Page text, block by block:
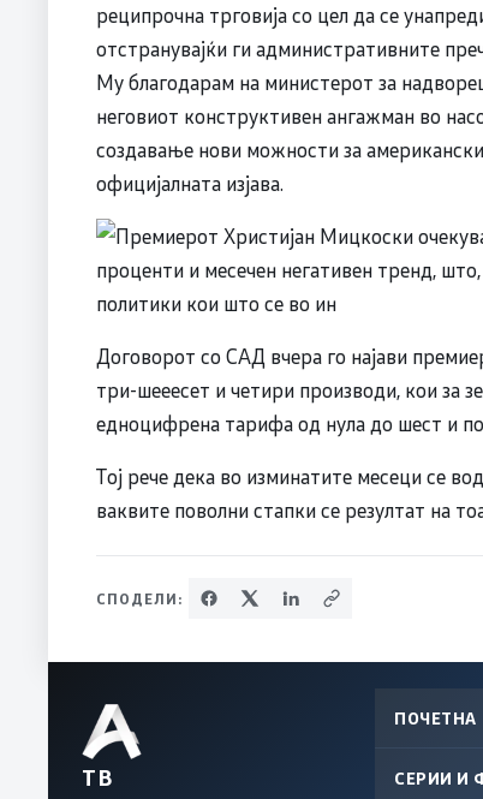
реципрочна трговија со цел да се
отстранувајќи ги административните
Му благодарам на министерот за
неговиот конструктивен ангажман во
создавање нови можности за
официјалната изјава.
Договорот со САД вчера го најави
три-шееесет и четири производи, кои за
едноцифрена тарифа од нула до шест и
Тој рече дека во изминатите месеци се
ваквите поволни стапки се резултат на
СПОДЕЛИ:
ТВ
ПОЧЕТНА
СЕРИИ И